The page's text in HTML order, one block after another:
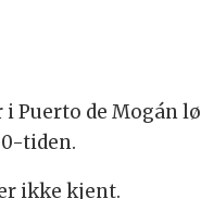
Puerto de Mogán
tiden.
ikke kjent.